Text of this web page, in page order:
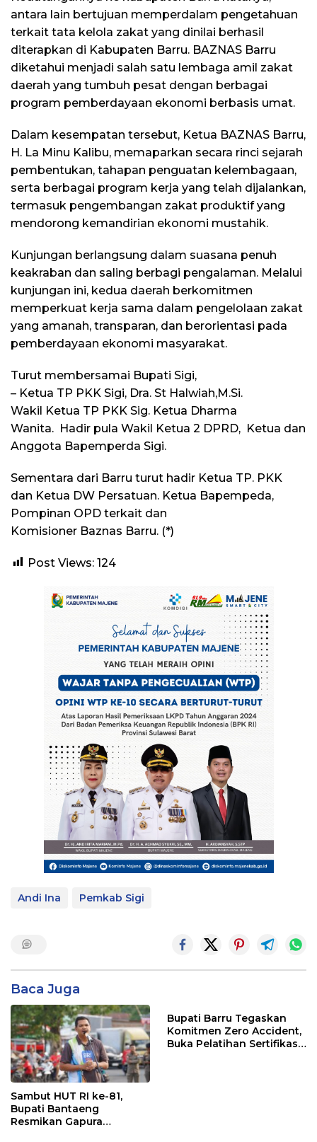
antara lain bertujuan memperdalam pengetahuan
terkait tata kelola zakat yang dinilai berhasil
diterapkan di Kabupaten Barru. BAZNAS Barru
diketahui menjadi salah satu lembaga amil zakat
daerah yang tumbuh pesat dengan berbagai
program pemberdayaan ekonomi berbasis umat.
Dalam kesempatan tersebut, Ketua BAZNAS Barru,
H. La Minu Kalibu, memaparkan secara rinci sejarah
pembentukan, tahapan penguatan kelembagaan,
serta berbagai program kerja yang telah dijalankan,
termasuk pengembangan zakat produktif yang
mendorong kemandirian ekonomi mustahik.
Kunjungan berlangsung dalam suasana penuh
keakraban dan saling berbagi pengalaman. Melalui
kunjungan ini, kedua daerah berkomitmen
memperkuat kerja sama dalam pengelolaan zakat
yang amanah, transparan, dan berorientasi pada
pemberdayaan ekonomi masyarakat.
Turut membersamai Bupati Sigi,
– ⁠Ketua TP PKK Sigi, Dra. St Halwiah,M.Si.
Wakil Ketua TP PKK Sig. Ketua Dharma
Wanita. Hadir pula Wakil Ketua 2 DPRD, Ketua dan
Anggota Bapemperda Sigi.
Sementara dari Barru turut hadir Ketua TP. PKK
dan Ketua DW Persatuan. Ketua Bapempeda,
Pompinan OPD terkait dan
Komisioner Baznas Barru. (*)
Post Views: 124
Andi Ina Pemkab Sigi
Baca Juga
Sambut HUT RI ke-81,
Bupati Bantaeng
Resmikan Gapura
Bupati Barru Tegaskan
Komitmen Zero Accident,
Buka Pelatihan Sertifikasi